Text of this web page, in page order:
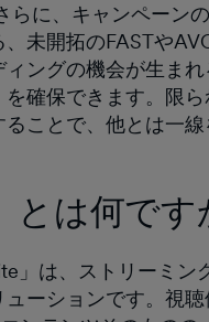
らに、キャンペーン
未開拓のFASTや
ングの機会が生ま
確保できます。限
ことで、他とは一
とは何です
」は、ストリーミ
ーションです。視